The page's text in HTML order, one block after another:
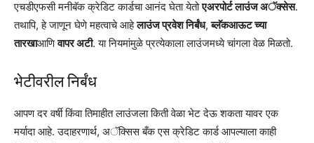
एचडीएफसी मनीबॅक क्रेडिट कार्डचा आनंद घेता येतोएअरपोर्ट लाउंज अॅक्सेस.
तथापि, हे जाणून घेणे महत्वाचे आहेलाउंज प्रवेश निर्बंध,ब्लॅकआऊट च्या
तारखाआणिवापर अटी. या नियमांमुळे प्रत्येकाला लाउंजमध्ये चांगला वेळ मिळतो.
भेटीवरील निर्बंध
आपण दर वर्षी किंवा तिमाहीत लाउंजला किती वेळा भेट देऊ शकता यावर एक
मर्यादा आहे. उदाहरणार्थ, अॅक्सिस बँक एस क्रेडिट कार्ड आपल्याला काही